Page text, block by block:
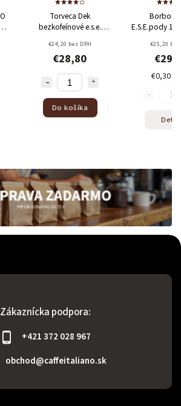
Torveca Dek
bezkofeínové e.s.e.
+ 70% Robusta
€24,20 bez DPH
€28,80
Do košíka
Borbone DEK
E.S.E.pody 100ks
trvanlivosti 31/
€25,20 bez DPH
€29,99
€0,30 / 1 ks
Detail
Zákaznícka podpora:
+421 372 028 967
obchod@caffeitaliano.sk